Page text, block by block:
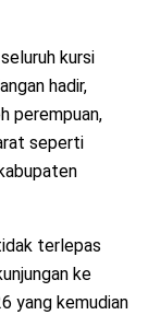
kursi
hadir,
perempuan,
seperti
terlepas
ke
yang kemudian